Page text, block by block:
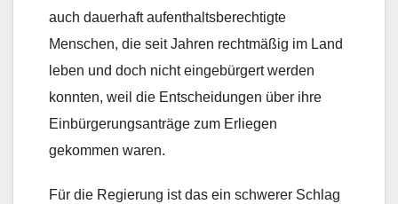
auch dauerhaft aufenthaltsberechtigte
Menschen, die seit Jahren rechtmäßig im Land
leben und doch nicht eingebürgert werden
konnten, weil die Entscheidungen über ihre
Einbürgerungsanträge zum Erliegen
gekommen waren.
Für die Regierung ist das ein schwerer Schlag